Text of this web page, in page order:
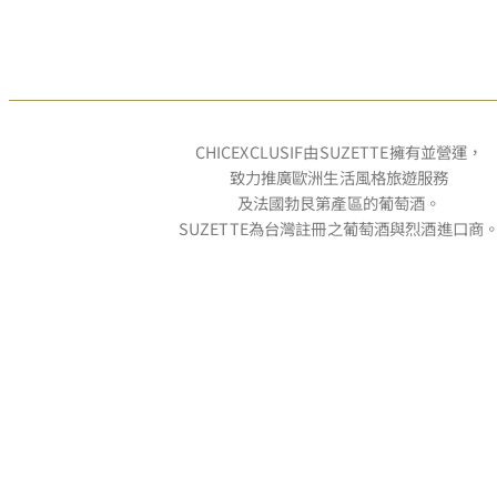
CHICEXCLUSIF由SUZETTE擁有並營運，
致力推廣歐洲生活風格旅遊服務
及法國勃艮第產區的葡萄酒。
SUZETTE為台灣註冊之葡萄酒與烈酒進口商